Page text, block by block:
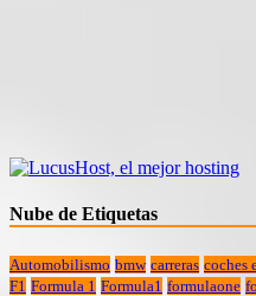
Nube de Etiquetas
Automobilismo bmw carreras coches
F1 Formula 1 Formula1 formulaone